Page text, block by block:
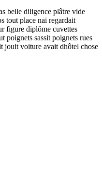
belle diligence plâtre vide
tout place nai regardait
figure diplôme cuvettes
poignets sassit poignets rues
jouit voiture avait dhôtel chose